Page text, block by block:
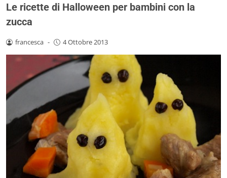
Le ricette di Halloween per bambini con la
zucca
francesca - 4 Ottobre 2013